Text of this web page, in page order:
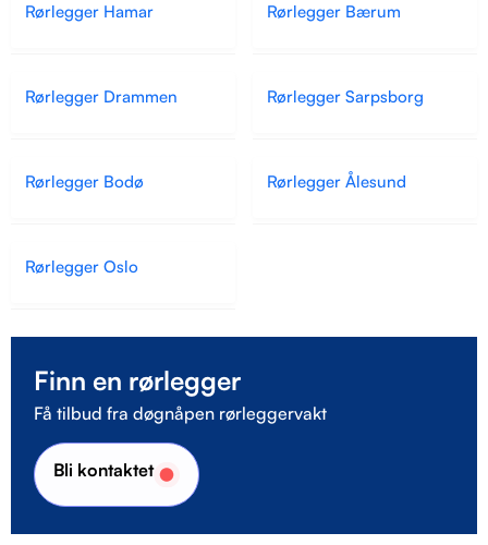
Rørlegger Hamar Rørlegger Bærum
Rørlegger Drammen Rørlegger Sarpsborg
Rørlegger Bodø Rørlegger Ålesund
Rørlegger Oslo
Finn en rørlegger
Få tilbud fra døgnåpen rørleggervakt
Bli kontaktet